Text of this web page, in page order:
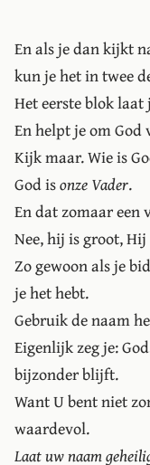
En als je dan kijkt
kun je het in twee
Het eerste blok laat
En helpt je om God
Kijk maar. Wie is
God isonze Vader.
En dat zomaar een
Nee, hij is groot,
Zo gewoon als je
je het hebt.
Gebruik de naam
Eigenlijk zeg je:
bijzonder blijft.
Want U bent niet
waardevol.
Laat uw naam